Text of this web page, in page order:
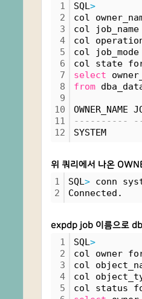
1
2
3
4
5
6
7
8
9
10
11
12
SQL>
col
col
col
col
col state
select
from
OWNER_NAME
----------
SYSTEM
위 쿼리에서 나온
1
2
SQL> conn
Connected.
expdp job 이름으로
1
2
3
4
5
SQL>
col owner
col
col
col status